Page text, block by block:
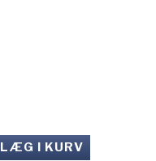
LÆG I KURV